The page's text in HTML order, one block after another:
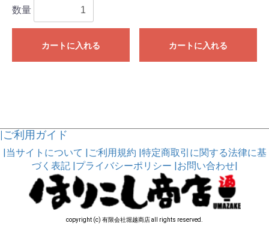
数量
カートに入れる カートに入れる
|ご利用ガイド
|当サイトについて |ご利用規約 |特定商取引に関する法律に基
づく表記 |プライバシーポリシー |お問い合わせ|
copyright (c) 有限会社堀越商店 all rights reserved.